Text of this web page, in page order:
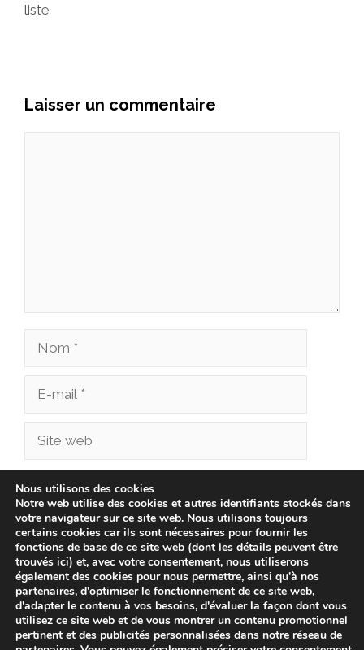
liste
Laisser un commentaire
Nom
Site
Enregistrer mon nom, mon e-mail et mon site
dans le navigateur pour mon prochain
commentaire.
Nous utilisons des cookies
Notre web utilise des cookies et autres identifiants stockés dans
votre navigateur sur ce site web. Nous utilisons toujours
certains cookies car ils sont nécessaires pour fournir les
fonctions de base de ce site web (dont les détails peuvent être
trouvés ici) et, avec votre consentement, nous utiliserons
également des cookies pour nous permettre, ainsi qu'à nos
partenaires, d'optimiser le fonctionnement de ce site web,
d'adapter le contenu à vos besoins, d'évaluer la façon dont vous
utilisez ce site web et de vous montrer un contenu promotionnel
pertinent et des publicités personnalisées dans notre réseau de